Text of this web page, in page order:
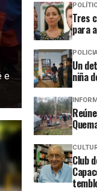
e
Tres
para
Un
niña
Club